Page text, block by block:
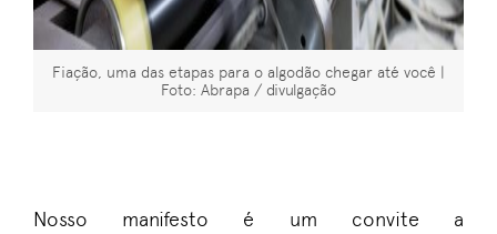
Fiação, uma das etapas para o algodão chegar até você |
Foto: Abrapa / divulgação
Nosso manifesto é um convite
a